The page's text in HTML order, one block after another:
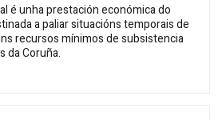
é unha prestación económica do
a paliar situacións temporais de
recursos mínimos de subsistencia
da Coruña.